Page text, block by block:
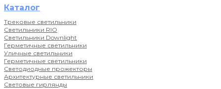
Каталог
Трековые светильники
Светильники RIO
Светильники Downlight
Герметичные светильники
Уличные светильники
Герметичные светильники
Светодиодные прожекторы
Архитектурные светильники
Световые гирлянды